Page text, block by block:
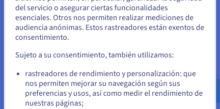
Informationstechnik, o BSI) ha desarrollado el Catálogo de
Controles de Conformidad del Cloud Computing (C5) como
norma de auditoría, actualizada por última vez en 2020. Para
los clientes y partners de OVHcloud, la certificación C5 ofrece
la posibilidad de demostrar y certificar el cumplimiento por
pertinentes. El C5 aporta el nivel de seguridad informática
establecido por las reglamentaciones, equivalente al IT-
Grundschutz, así como una serie de controles específicos
Unidos
Si quiere hacer un pedido desde Estados Unidos, deberá buscar
el sitio web adecuado y crear una cuenta.
us.ovhcloud.com/
Inglés USD - $
del servicio o asegurar ciertas funcionalidades
esenciales. Otros nos permiten realizar mediciones de
audiencia anónimas. Estos rastreadores están exentos de
consentimiento.
Sujeto a su consentimiento, también utilizamos:
rastreadores de rendimiento y personalización: que
nos permiten mejorar su navegación según sus
preferencias y usos, así como medir el rendimiento de
nuestras páginas;